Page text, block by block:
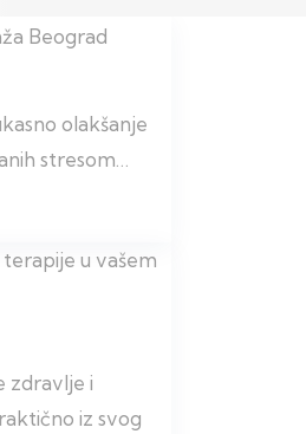
olakšanje
stresom…
zdravlje i
iz svog